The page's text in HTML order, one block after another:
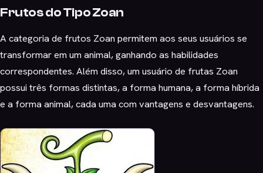
Frutos do Tipo Zoan
A categoria de frutos Zoan permitem aos seus usuários se
transformar em um animal, ganhando as habilidades
correspondentes. Além disso, um usuário de frutas Zoan
possui três formas distintas, a forma humana, a forma híbrida
e a forma animal, cada uma com vantagens e desvantagens.